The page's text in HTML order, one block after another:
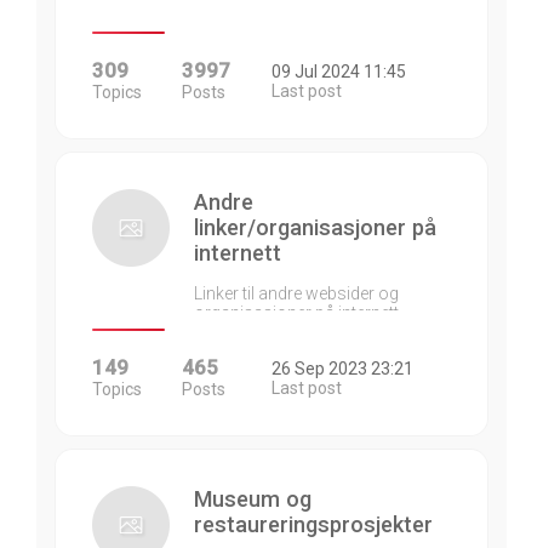
309
Topics
3997
Posts
09 Jul 2024 11:45
Last post
Andre
linker/organisasjoner på
internett
Linker til andre websider og
organisasjoner på internett…
149
Topics
465
Posts
26 Sep 2023 23:21
Last post
Museum og
restaureringsprosjekter